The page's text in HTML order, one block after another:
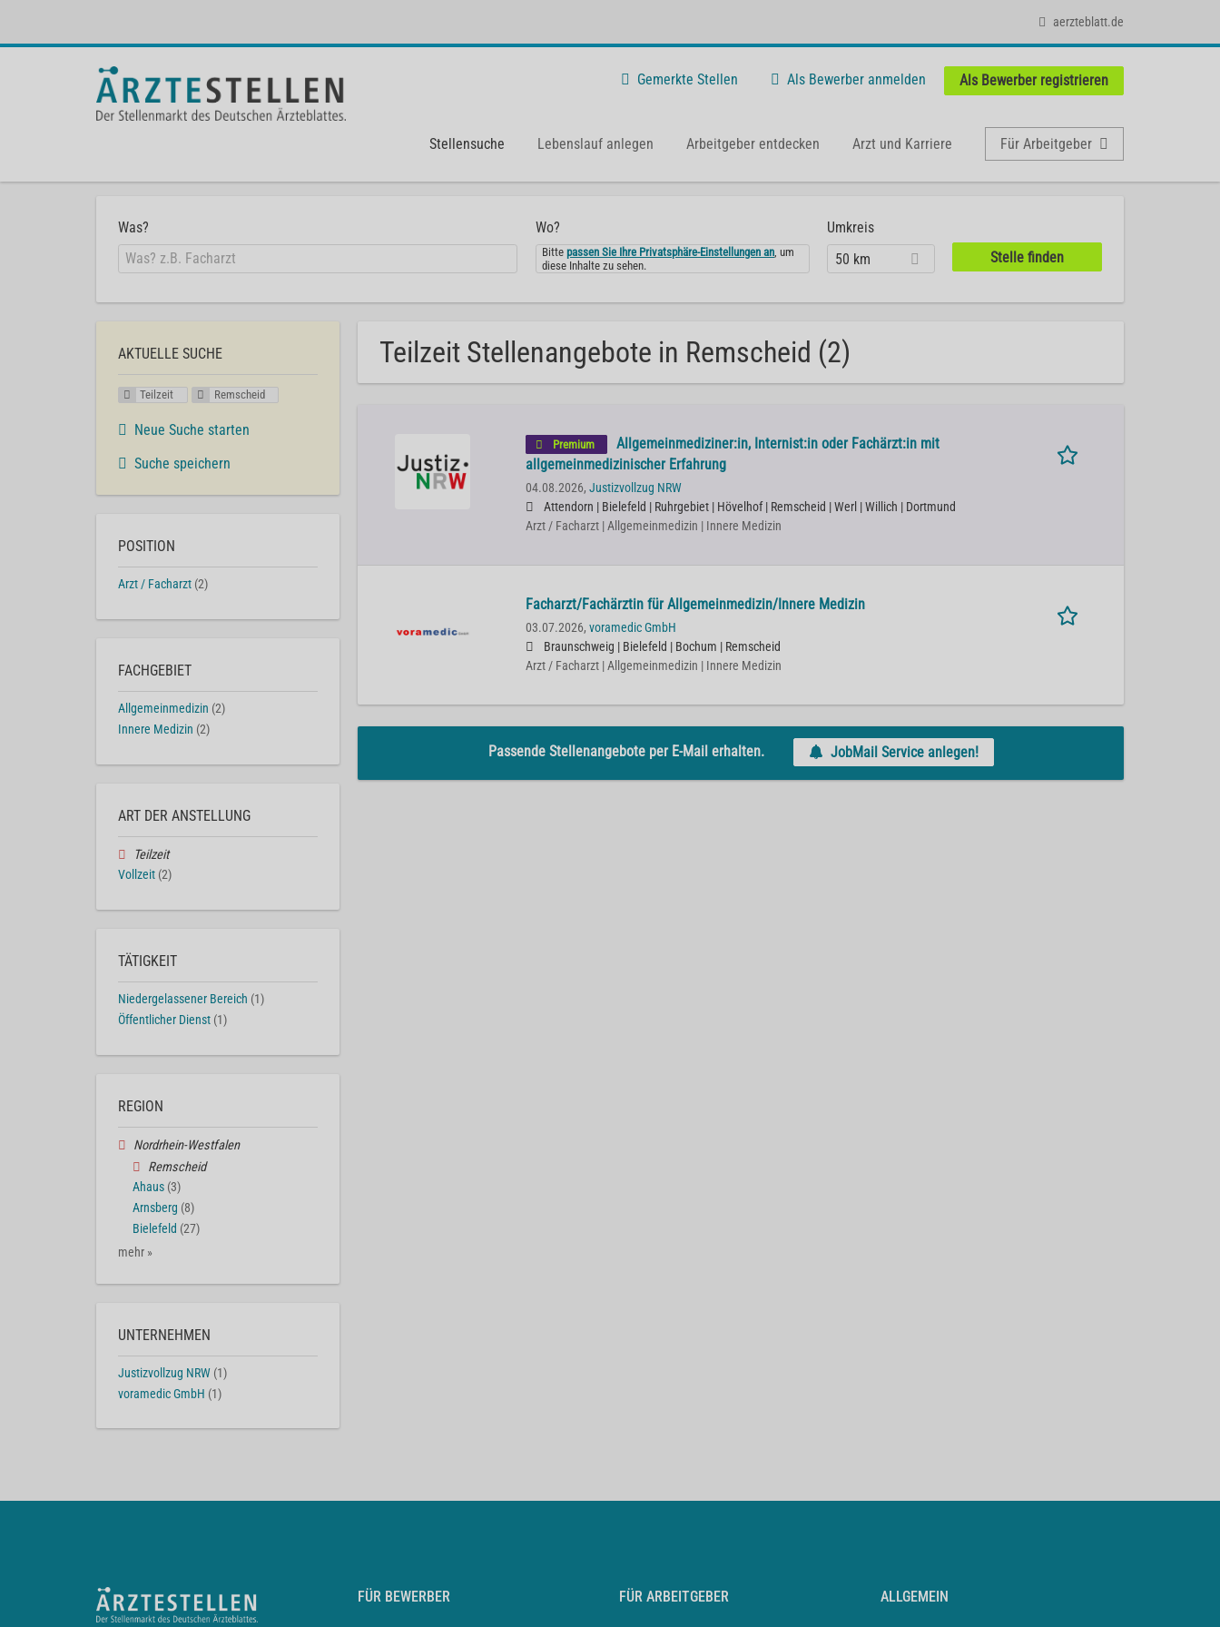
aerzteblatt.de
Gemerkte Stellen Als Bewerber anmelden Als Bewerber registrieren
Stellensuche Lebenslauf anlegen Arbeitgeber entdecken Arzt und Karriere Für Arbeitgeber
Was? Wo?
Bittepassen Sie Ihre Privatsphäre-Einstellungen an, um
diese Inhalte zu sehen.
Umkreis
50 km
Teilzeit Stellenangebote in Remscheid (2)
Premium
Allgemeinmediziner:in, Internist:in oder Fachärzt:in mit
allgemeinmedizinischer Erfahrung
04.08.2026, Justizvollzug NRW
Attendorn | Bielefeld | Ruhrgebiet | Hövelhof | Remscheid | Werl | Willich | Dortmund
Arzt / Facharzt | Allgemeinmedizin | Innere Medizin
Facharzt/Fachärztin für Allgemeinmedizin/Innere Medizin
03.07.2026, voramedic GmbH
Braunschweig | Bielefeld | Bochum | Remscheid
Arzt / Facharzt | Allgemeinmedizin | Innere Medizin
Passende Stellenangebote per E-Mail erhalten. JobMail Service anlegen!
AKTUELLE SUCHE
Teilzeit Remscheid
Neue Suche starten
Suche speichern
POSITION
Arzt / Facharzt (2)
FACHGEBIET
Allgemeinmedizin (2)
Innere Medizin (2)
ART DER ANSTELLUNG
Teilzeit
Vollzeit (2)
TÄTIGKEIT
Niedergelassener Bereich (1)
Öffentlicher Dienst (1)
REGION
Nordrhein-Westfalen
Remscheid
Ahaus (3)
Arnsberg (8)
Bielefeld (27)
mehr »
UNTERNEHMEN
Justizvollzug NRW (1)
voramedic GmbH (1)
FÜR BEWERBER FÜR ARBEITGEBER ALLGEMEIN